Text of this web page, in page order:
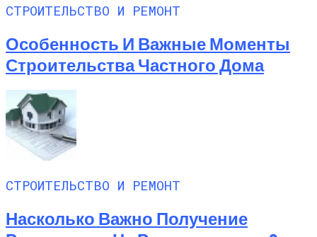
СТРОИТЕЛЬСТВО И РЕМОНТ
Особенность И Важные Моменты
Строительства Частного Дома
СТРОИТЕЛЬСТВО И РЕМОНТ
Насколько Важно Получение